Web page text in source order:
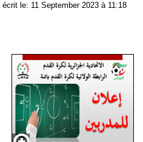
écrit le: 11 September 2023 à 11:18